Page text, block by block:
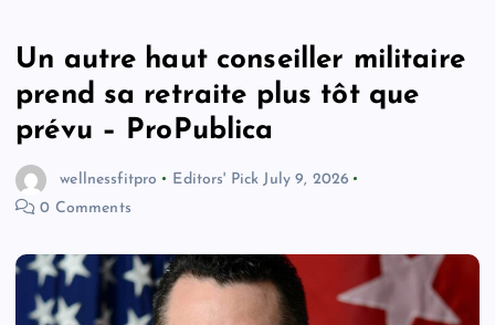
Un autre haut conseiller militaire
prend sa retraite plus tôt que
prévu – ProPublica
wellnessfitpro Editors' Pick July 9, 2026
0 Comments